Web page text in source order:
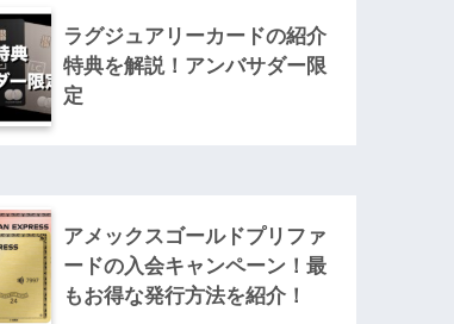
ラグジュアリーカードの紹介
特典を解説！アンバサダー限
定
アメックスゴールドプリファ
ードの入会キャンペーン！最
もお得な発行方法を紹介！